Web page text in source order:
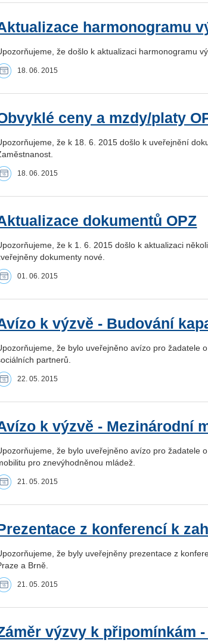
harmonogramu
že došlo k aktualizaci harmonogramu
18. 06. 2015
ceny a mzdy/platy
že k 18. 6. 2015 došlo k uveřejnění
18. 06. 2015
dokumentů OPZ
že k 1. 6. 2015 došlo k aktualizaci
dokumenty nové.
01. 06. 2015
k výzvě - Budování
že bylo uveřejněno avízo pro žadatele
partnerů.
22. 05. 2015
k výzvě - Mezinárodní
že bylo uveřejněno avízo pro žadatele
pro znevýhodněnou mládež.
21. 05. 2015
z konferencí k
že byly uveřejněny prezentace z
a Brně.
21. 05. 2015
výzvy k připomínkám